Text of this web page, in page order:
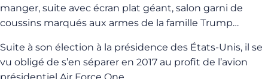
manger, suite avec écran plat géant, salon garni de
coussins marqués aux armes de la famille Trump…
Suite à son élection à la présidence des États-Unis, il se
vu obligé de s’en séparer en 2017 au profit de l’avion